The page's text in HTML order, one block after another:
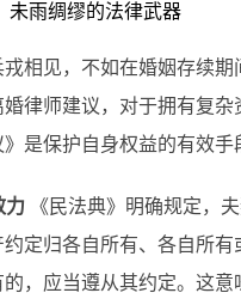
未雨绸缪的法律武器
相见，不如在婚姻存续期
律师建议，对于拥有复杂
是保护自身权益的有效手
力 《民法典》明确规定，
定归各自所有、各自所有
，应当遵从其约定。这意